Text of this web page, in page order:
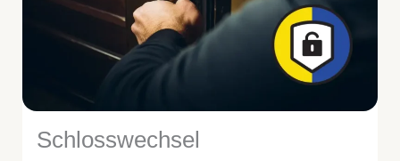
Schlosswechsel